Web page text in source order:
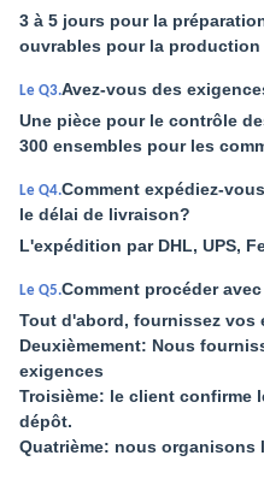
3 à 5 jours pour la
ouvrables pour la production
Le Q3.Avez-vous des
Une pièce pour le contrôle
300 ensembles pour les
Le Q4.Comment expédiez-
le délai de livraison?
L'expédition par DHL, UPS,
Le Q5.Comment procéder
Tout d'abord, fournissez vos
Deuxièmement: Nous
exigences
Troisième: le client confirme
dépôt.
Quatrième: nous organisons